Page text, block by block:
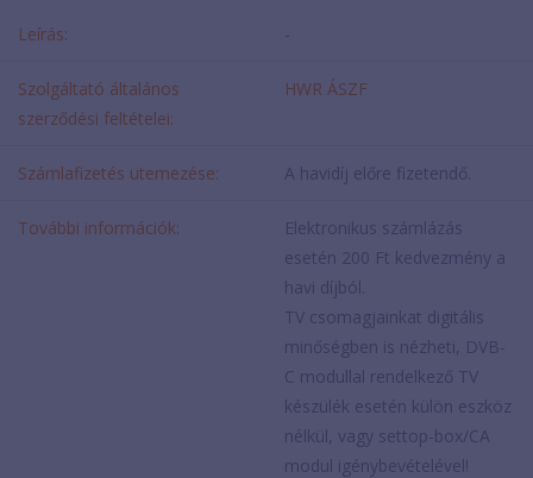
Leírás: -
Szolgáltató általános
szerződési feltételei:
HWR ÁSZF
Számlafizetés ütemezése: A havidíj előre fizetendő.
További információk:
Elektronikus számlázás
esetén 200 Ft kedvezmény a
havi díjból.
TV csomagjainkat digitális
minőségben is nézheti, DVB-
C modullal rendelkező TV
készülék esetén külön eszköz
nélkül, vagy settop-box/CA
modul igénybevételével!